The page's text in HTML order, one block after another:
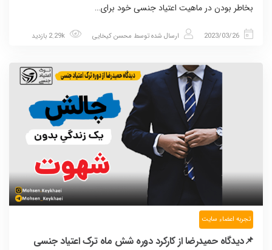
بخاطر بودن در ماهیت اعتیاد جنسی خود برای…
2023/03/26 ارسال شده توسط محسن کیخایی
تجربه اعضاء سایت
📌دیدگاه حمیدرضا از کارکرد دوره شش ماه ترک اعتیاد جنسی